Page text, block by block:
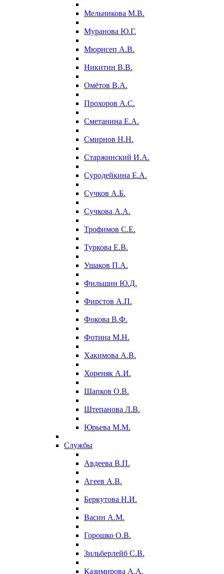
Мельникова М.В.
Муранова Ю.Г.
Мюрисеп А.В.
Никитин В.В.
Омётов В.А.
Прохоров А.С.
Сметанина Е.А.
Смирнов Н.Н.
Старжинский И.А.
Суродейкина Е.А.
Сучков А.Б.
Сучкова А.А.
Трофимов С.Е.
Туркова Е.В.
Ушаков П.А.
Фильшин Ю.Д.
Фирстов А.П.
Фокова В.Ф.
Фотина М.Н.
Хакимова А.В.
Хореняк А.И.
Шапков О.В.
Штепанова Л.В.
Юрьева М.М.
Службы
Авдеева В.П.
Агеев А.В.
Беркутова Н.И.
Васин А.М.
Горошко О.В.
Зильберлейб С.В.
Казимирова А.А.